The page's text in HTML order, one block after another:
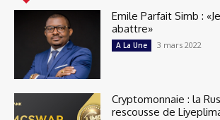
Emile Parfait Simb :
abattre»
A La Une 3 mars 2022
Cryptomonnaie : la
rescousse de